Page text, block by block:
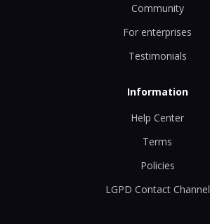
Community
For enterprises
Testimonials
Information
Help Center
Terms
Policies
LGPD Contact Channel